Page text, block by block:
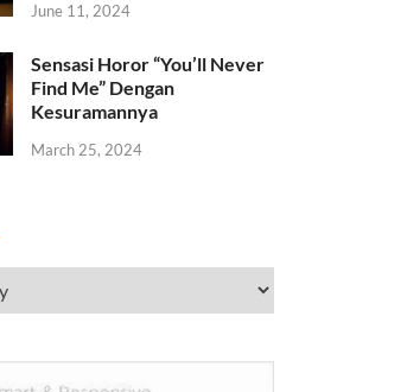
June 11, 2024
Sensasi Horor “You’ll Never
Find Me” Dengan
Kesuramannya
March 25, 2024